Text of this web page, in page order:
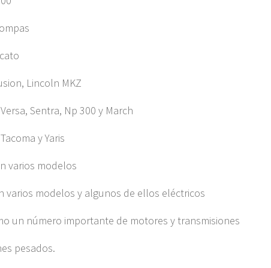
Lincoln MKZ
Sentra, Np 300 y March
y Yaris
varios modelos
varios modelos y algunos de ellos eléctricos
un número importante de motores y transmisiones
pesados.